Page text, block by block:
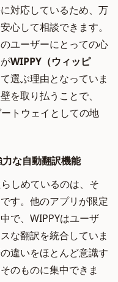
対応しているため、万
心して相談できます。
ユーザーにとっての心
WIPPY（ウィッピ
選ぶ理由となっていま
を取り払うことで、
トウェイとしての地
な自動翻訳機能
しめているのは、そ
す。他のアプリが限定
で、WIPPYはユーザ
な翻訳を統合していま
違いをほとんど意識す
のものに集中できま